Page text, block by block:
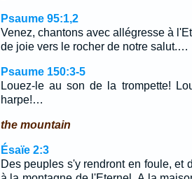
Psaume 95:1,2
Venez, chantons avec allégresse à
de joie vers le rocher de notre salut.…
Psaume 150:3-5
Louez-le au son de la trompette!
harpe!…
the mountain
Ésaïe 2:3
Des peuples s'y rendront en foule, et